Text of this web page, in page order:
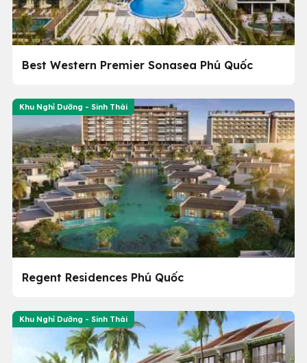
Best Western Premier Sonasea Phú Quốc
Khu Nghỉ Dưỡng - Sinh Thái
Regent Residences Phú Quốc
Khu Nghỉ Dưỡng - Sinh Thái